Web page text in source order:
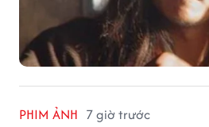
PHIM ẢNH 7 giờ trước